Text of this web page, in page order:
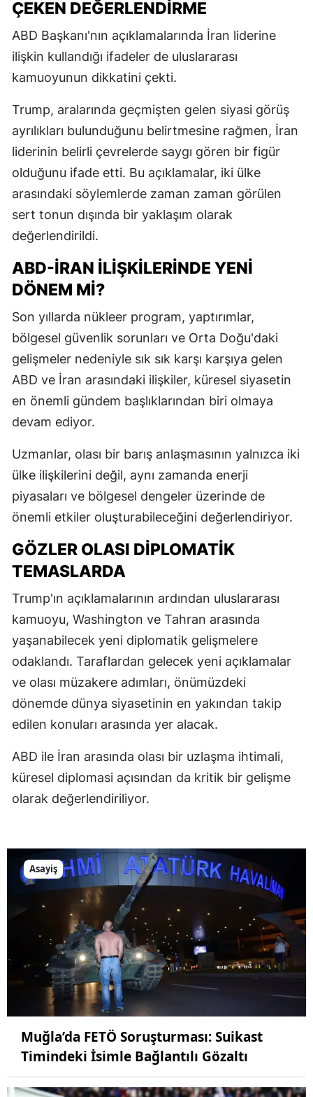
ÇEKEN DEĞERLENDIRME
ABD Başkanı'nın açıklamalarında İran liderine
ilişkin kullandığı ifadeler de uluslararası
kamuoyunun dikkatini çekti.
Trump, aralarında geçmişten gelen siyasi görüş
ayrılıkları bulunduğunu belirtmesine rağmen, İran
liderinin belirli çevrelerde saygı gören bir figür
olduğunu ifade etti. Bu açıklamalar, iki ülke
arasındaki söylemlerde zaman zaman görülen
sert tonun dışında bir yaklaşım olarak
değerlendirildi.
ABD-İRAN İLIŞKILERINDE YENI
DÖNEM MI?
Son yıllarda nükleer program, yaptırımlar,
bölgesel güvenlik sorunları ve Orta Doğu'daki
gelişmeler nedeniyle sık sık karşı karşıya gelen
ABD ve İran arasındaki ilişkiler, küresel siyasetin
en önemli gündem başlıklarından biri olmaya
devam ediyor.
Uzmanlar, olası bir barış anlaşmasının yalnızca iki
ülke ilişkilerini değil, aynı zamanda enerji
piyasaları ve bölgesel dengeler üzerinde de
önemli etkiler oluşturabileceğini değerlendiriyor.
GÖZLER OLASI DIPLOMATIK
TEMASLARDA
Trump'ın açıklamalarının ardından uluslararası
kamuoyu, Washington ve Tahran arasında
yaşanabilecek yeni diplomatik gelişmelere
odaklandı. Taraflardan gelecek yeni açıklamalar
ve olası müzakere adımları, önümüzdeki
dönemde dünya siyasetinin en yakından takip
edilen konuları arasında yer alacak.
ABD ile İran arasında olası bir uzlaşma ihtimali,
küresel diplomasi açısından da kritik bir gelişme
olarak değerlendiriliyor.
Asayiş
Muğla’da FETÖ Soruşturması: Suikast
Timindeki İsimle Bağlantılı Gözaltı